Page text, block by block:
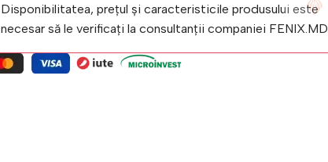
Disponibilitatea, prețul și caracteristicile produsului este
necesar să le verificați la consultanții companiei FENIX.MD